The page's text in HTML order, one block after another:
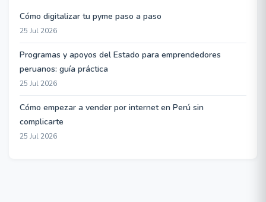
Cómo digitalizar tu pyme paso a paso
25 Jul 2026
Programas y apoyos del Estado para emprendedores
peruanos: guía práctica
25 Jul 2026
Cómo empezar a vender por internet en Perú sin
complicarte
25 Jul 2026